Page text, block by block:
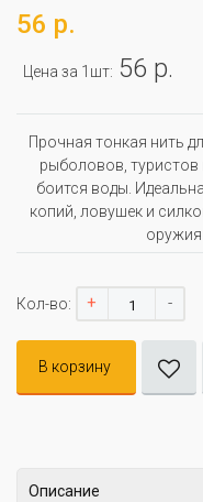
56 р.
Цена за 1шт: 56 р.
Прочная тонкая нить
рыболовов, туристов
боится воды.
копий, ловушек и
оружия
Кол-во: + -
В корзину
Описание